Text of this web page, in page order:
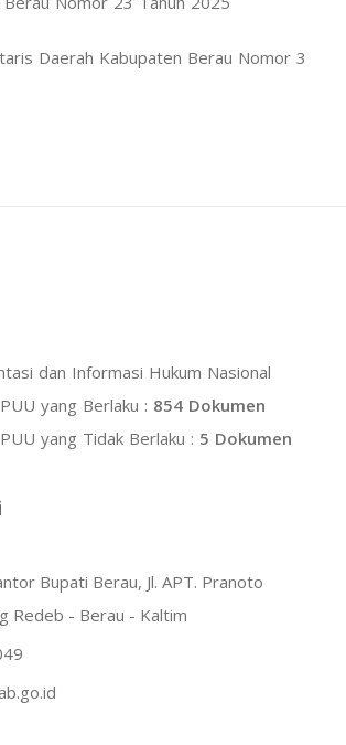
Daerah Kabupaten Berau Nomor 3
dan Informasi Hukum Nasional
yang Berlaku : 854 Dokumen
yang Tidak Berlaku : 5 Dokumen
Bupati Berau, Jl. APT. Pranoto
Redeb - Berau - Kaltim